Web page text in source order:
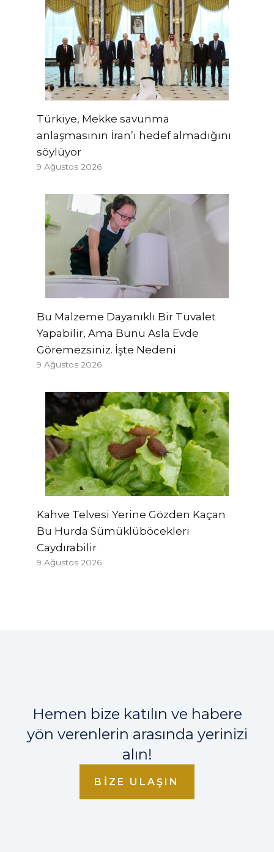
Türkiye, Mekke savunma
anlaşmasının İran’ı hedef almadığını
söylüyor
9 Ağustos 2026
Bu Malzeme Dayanıklı Bir Tuvalet
Yapabilir, Ama Bunu Asla Evde
Göremezsiniz. İşte Nedeni
9 Ağustos 2026
Kahve Telvesi Yerine Gözden Kaçan
Bu Hurda Sümüklüböcekleri
Caydırabilir
9 Ağustos 2026
Hemen bize katılın ve habere
yön verenlerin arasında yerinizi
alın!
BIZE ULAŞIN